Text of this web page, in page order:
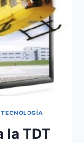
TECNOLOGÍA
la TDT